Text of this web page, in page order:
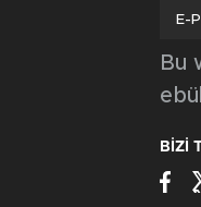
Bu
BİZİ